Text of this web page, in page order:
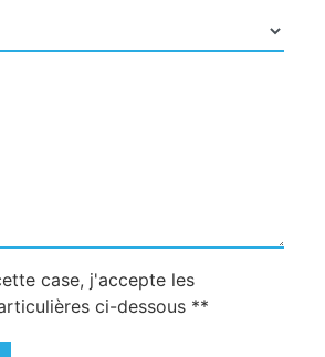
case, j'accepte les
ci-dessous **